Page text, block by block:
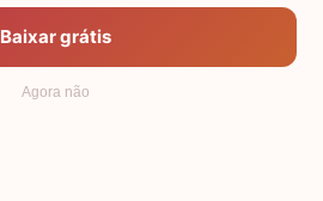
Baixar grátis
Agora não